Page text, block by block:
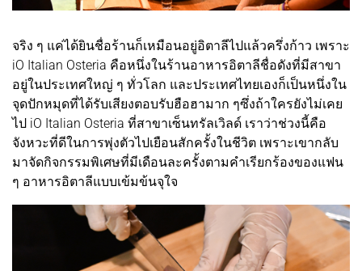
จริง ๆ แค่ได้ยินชื่อร้านก็เหมือนอยู่อิตาลีไปแล้วครึ่งก้าว เพราะ
iO Italian Osteria คือหนึ่งในร้านอาหารอิตาลีชื่อดังที่มีสาขา
อยู่ในประเทศใหญ่ ๆ ทั่วโลก และประเทศไทยเองก็เป็นหนึ่งใน
จุดปักหมุดที่ได้รับเสียงตอบรับฮือฮามาก ๆซึ่งถ้าใครยังไม่เคย
ไป iO Italian Osteria ที่สาขาเซ็นทรัลเวิลด์ เราว่าช่วงนี้คือ
จังหวะที่ดีในการพุ่งตัวไปเยือนสักครั้งในชีวิต เพราะเขากลับ
มาจัดกิจกรรมพิเศษที่มีเดือนละครั้งตามคำเรียกร้องของแฟน
ๆ อาหารอิตาลีแบบเข้มข้นจุใจ